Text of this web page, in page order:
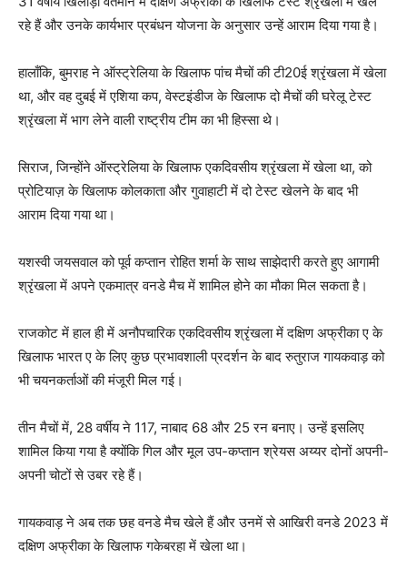
रहे हैं और उनके कार्यभार प्रबंधन योजना के अनुसार उन्हें आराम दिया गया है।
हालाँकि, बुमराह ने ऑस्ट्रेलिया के खिलाफ पांच मैचों की टी20ई श्रृंखला में खेला
था, और वह दुबई में एशिया कप, वेस्टइंडीज के खिलाफ दो मैचों की घरेलू टेस्ट
श्रृंखला में भाग लेने वाली राष्ट्रीय टीम का भी हिस्सा थे।
सिराज, जिन्होंने ऑस्ट्रेलिया के खिलाफ एकदिवसीय श्रृंखला में खेला था, को
प्रोटियाज़ के खिलाफ कोलकाता और गुवाहाटी में दो टेस्ट खेलने के बाद भी
आराम दिया गया था।
यशस्वी जयसवाल को पूर्व कप्तान रोहित शर्मा के साथ साझेदारी करते हुए आगामी
श्रृंखला में अपने एकमात्र वनडे मैच में शामिल होने का मौका मिल सकता है।
राजकोट में हाल ही में अनौपचारिक एकदिवसीय श्रृंखला में दक्षिण अफ्रीका ए के
खिलाफ भारत ए के लिए कुछ प्रभावशाली प्रदर्शन के बाद रुतुराज गायकवाड़ को
भी चयनकर्ताओं की मंजूरी मिल गई।
तीन मैचों में, 28 वर्षीय ने 117, नाबाद 68 और 25 रन बनाए। उन्हें इसलिए
शामिल किया गया है क्योंकि गिल और मूल उप-कप्तान श्रेयस अय्यर दोनों अपनी-
अपनी चोटों से उबर रहे हैं।
गायकवाड़ ने अब तक छह वनडे मैच खेले हैं और उनमें से आखिरी वनडे 2023 में
दक्षिण अफ्रीका के खिलाफ गकेबरहा में खेला था।